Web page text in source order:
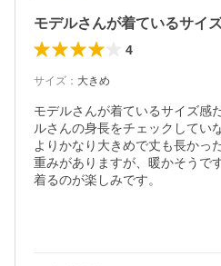
4
サイズ ： 大きめ
モデルさんが着ているサイズ感
ルさんの身長をチェックしてい
よりかなり大きめで丈も長かっ
重みがありますが、暖かそうです
着るのが楽しみです。